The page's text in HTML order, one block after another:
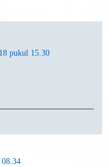
pukul 15.30